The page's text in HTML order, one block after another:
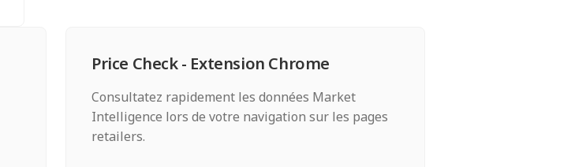
Price Check - Extension Chrome
Consultatez rapidement les données Market
Intelligence lors de votre navigation sur les pages
retailers.